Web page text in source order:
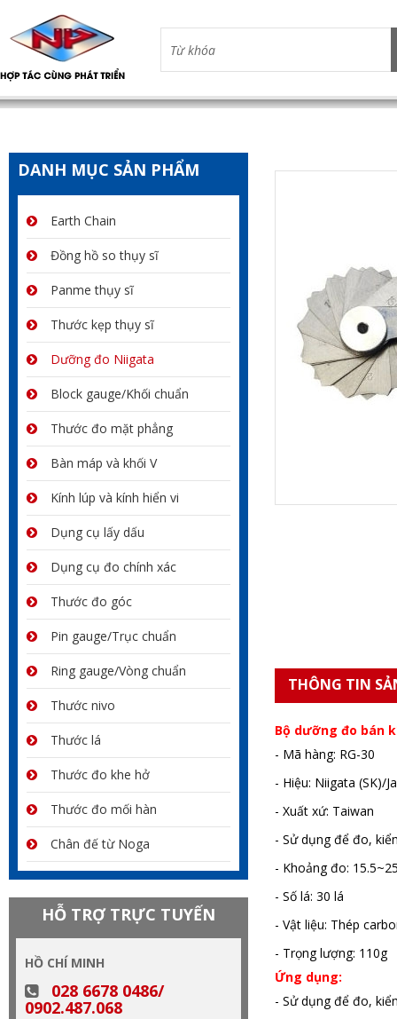
THÔNG TIN
Bộ dưỡng đo bán
- Mã hàng: RG-30
- Hiệu: Niigata (SK)/
- Xuất xứ: Taiwan
- Sử dụng để đo,
- Khoảng đo:
- Số lá: 30 lá
- Vật liệu: Thép
- Trọng lượng: 110g
Ứng dụng:
- Sử dụng để đo,
DANH MỤC SẢN PHẨM
Earth Chain
Đồng hồ so thụy sĩ
Panme thụy sĩ
Thước kẹp thụy sĩ
Dưỡng đo Niigata
Block gauge/Khối chuẩn
Thước đo mặt phẳng
Bàn máp và khối V
Kính lúp và kính hiển vi
Dụng cụ lấy dấu
Dụng cụ đo chính xác
Thước đo góc
Pin gauge/Trục chuẩn
Ring gauge/Vòng chuẩn
Thước nivo
Thước lá
Thước đo khe hở
Thước đo mối hàn
Chân đế từ Noga
HỖ TRỢ TRỰC TUYẾN
HỒ CHÍ MINH
028 6678 0486/
0902.487.068